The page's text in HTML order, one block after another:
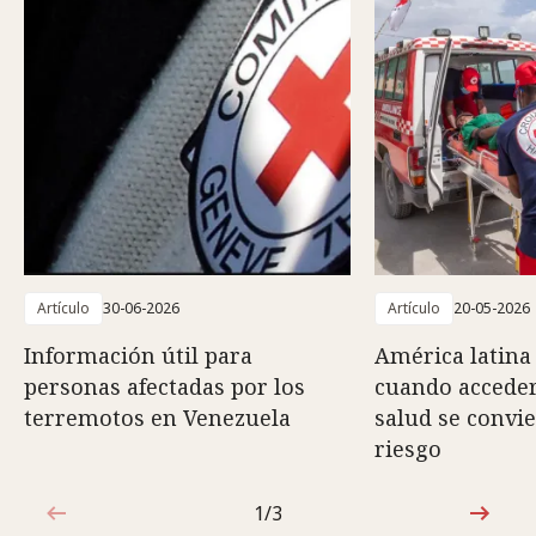
Artículo 30-06-2026
Información útil para
personas afectadas por los
terremotos en Venezuela
Artículo 20-05-2026
América latina
cuando
salud se
riesgo
1de3
1/3